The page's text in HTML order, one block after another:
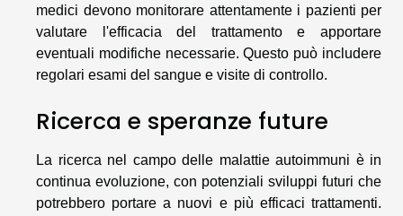
medici devono monitorare attentamente i pazienti per
valutare l'efficacia del trattamento e apportare
eventuali modifiche necessarie. Questo può includere
regolari esami del sangue e visite di controllo.
Ricerca e speranze future
La ricerca nel campo delle malattie autoimmuni è in
continua evoluzione, con potenziali sviluppi futuri che
potrebbero portare a nuovi e più efficaci trattamenti.